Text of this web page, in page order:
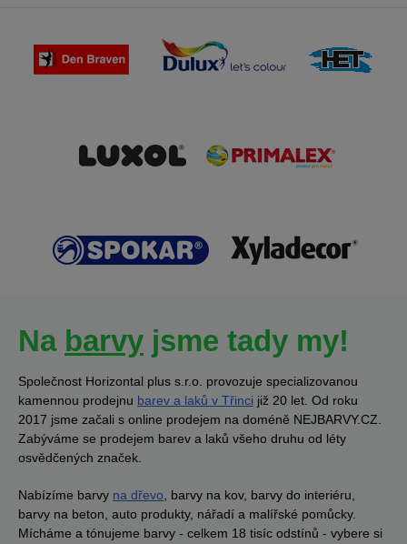
Na barvy jsme tady my!
Společnost Horizontal plus s.r.o. provozuje specializovanou
kamennou prodejnu barev a laků v Třinci již 20 let. Od roku
2017 jsme začali s online prodejem na doméně NEJBARVY.CZ.
Zabýváme se prodejem barev a laků všeho druhu od léty
osvědčených značek.
Nabízíme barvy na dřevo, barvy na kov, barvy do interiéru,
barvy na beton, auto produkty, nářadí a malířské pomůcky.
Mícháme a tónujeme barvy - celkem 18 tisíc odstínů - vybere si